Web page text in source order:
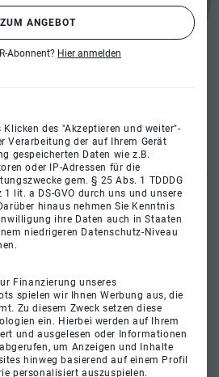
ZUM ANGEBOT
Abonnent? Hier anmelden
Klicken des "Akzeptieren und weiter"-
Verarbeitung der auf Ihrem Gerät
gespeicherten Daten wie z.B.
oder IP-Adressen für die
gem. § 25 Abs. 1 TDDDG
lit. a DS-GVO durch uns und unsere
hinaus nehmen Sie Kenntnis
ihre Daten auch in Staaten
niedrigeren Datenschutz-Niveau
Finanzierung unseres
spielen wir Ihnen Werbung aus, die
Zu diesem Zweck setzen diese
ein. Hierbei werden auf Ihrem
und ausgelesen oder Informationen
um Anzeigen und Inhalte
hinweg basierend auf einem Profil
personalisiert auszuspielen.